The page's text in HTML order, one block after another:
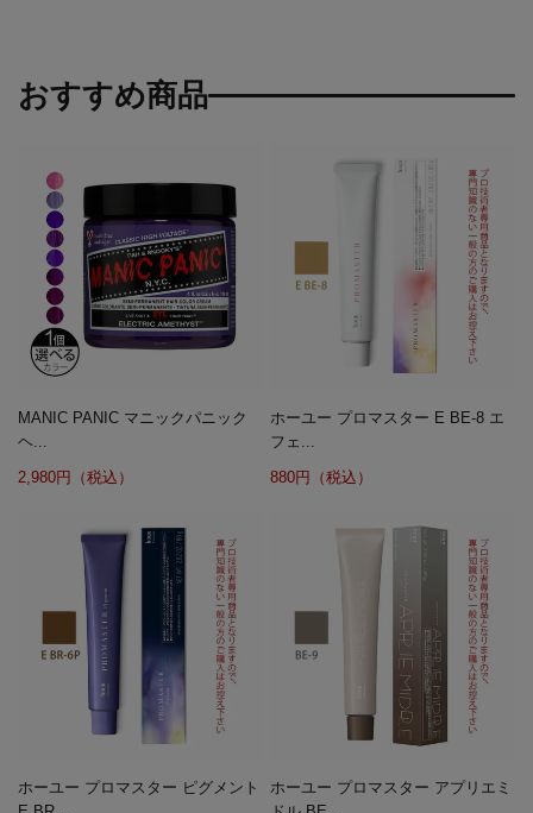
おすすめ商品
MANIC PANIC マニックパニック
ヘ...
2,980円（税込）
ホーユー プロマスター E BE-8 エ
フェ...
880円（税込）
ホーユー プロマスター ピグメント
ホーユー プロマスター アプリエミ